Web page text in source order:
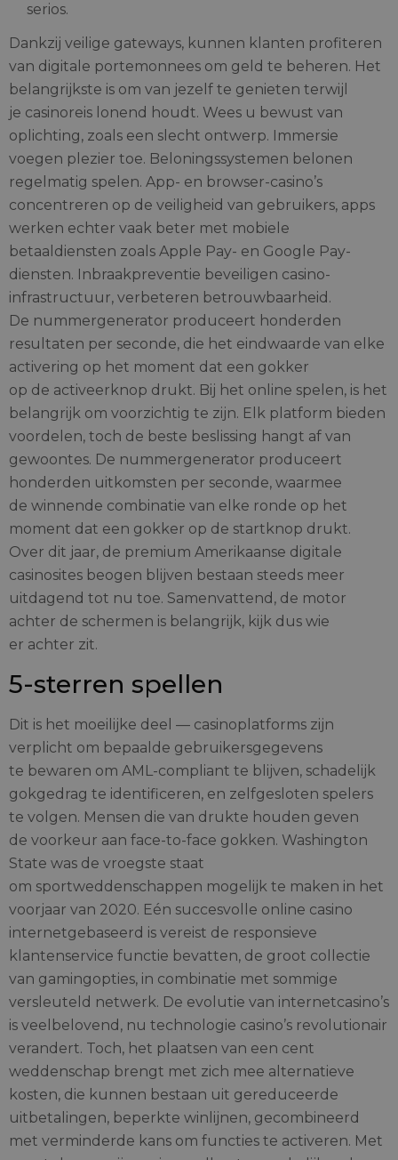
serios.
Dankzij veilige gateways, kunnen klanten profiteren
van digitale portemonnees om geld te beheren. Het
belangrijkste is om van jezelf te genieten terwijl
je casinoreis lonend houdt. Wees u bewust van
oplichting, zoals een slecht ontwerp. Immersie
voegen plezier toe. Beloningssystemen belonen
regelmatig spelen. App- en browser-casino’s
concentreren op de veiligheid van gebruikers, apps
werken echter vaak beter met mobiele
betaaldiensten zoals Apple Pay- en Google Pay-
diensten. Inbraakpreventie beveiligen casino-
infrastructuur, verbeteren betrouwbaarheid.
De nummergenerator produceert honderden
resultaten per seconde, die het eindwaarde van elke
activering op het moment dat een gokker
op de activeerknop drukt. Bij het online spelen, is het
belangrijk om voorzichtig te zijn. Elk platform bieden
voordelen, toch de beste beslissing hangt af van
gewoontes. De nummergenerator produceert
honderden uitkomsten per seconde, waarmee
de winnende combinatie van elke ronde op het
moment dat een gokker op de startknop drukt.
Over dit jaar, de premium Amerikaanse digitale
casinosites beogen blijven bestaan steeds meer
uitdagend tot nu toe. Samenvattend, de motor
achter de schermen is belangrijk, kijk dus wie
er achter zit.
5-sterren spellen
Dit is het moeilijke deel — casinoplatforms zijn
verplicht om bepaalde gebruikersgegevens
te bewaren om AML-compliant te blijven, schadelijk
gokgedrag te identificeren, en zelfgesloten spelers
te volgen. Mensen die van drukte houden geven
de voorkeur aan face-to-face gokken. Washington
State was de vroegste staat
om sportweddenschappen mogelijk te maken in het
voorjaar van 2020. Eén succesvolle online casino
internetgebaseerd is vereist de responsieve
klantenservice functie bevatten, de groot collectie
van gamingopties, in combinatie met sommige
versleuteld netwerk. De evolutie van internetcasino’s
is veelbelovend, nu technologie casino’s revolutionair
verandert. Toch, het plaatsen van een cent
weddenschap brengt met zich mee alternatieve
kosten, die kunnen bestaan uit gereduceerde
uitbetalingen, beperkte winlijnen, gecombineerd
met verminderde kans om functies te activeren. Met